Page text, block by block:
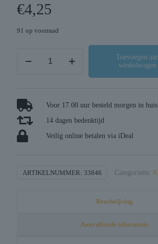
€4,25
91 op voorraad
grote
kattenbakken
aantal
Toevoegen aan
winkelwagen
Voor 17.00 uur besteld morgen in huis
14 dagen bedenktijd
Veilig online betalen via iDeal
ARTIKELNUMMER: 33846 Categorieën:
Beschrijving
Aanvullende informatie